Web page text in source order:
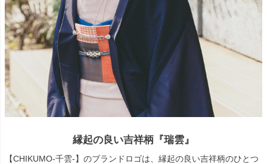
縁起の良い吉祥柄『瑞雲』
【CHIKUMO-千雲-】のブランドロゴは、縁起の良い吉祥柄のひとつ